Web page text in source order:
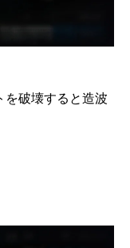
を破壊すると造波